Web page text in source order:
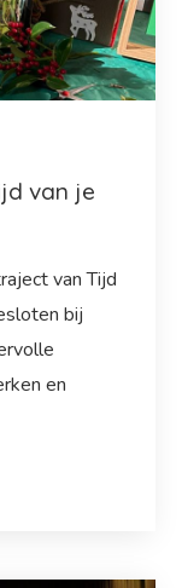
van je
van Tijd
bij
en